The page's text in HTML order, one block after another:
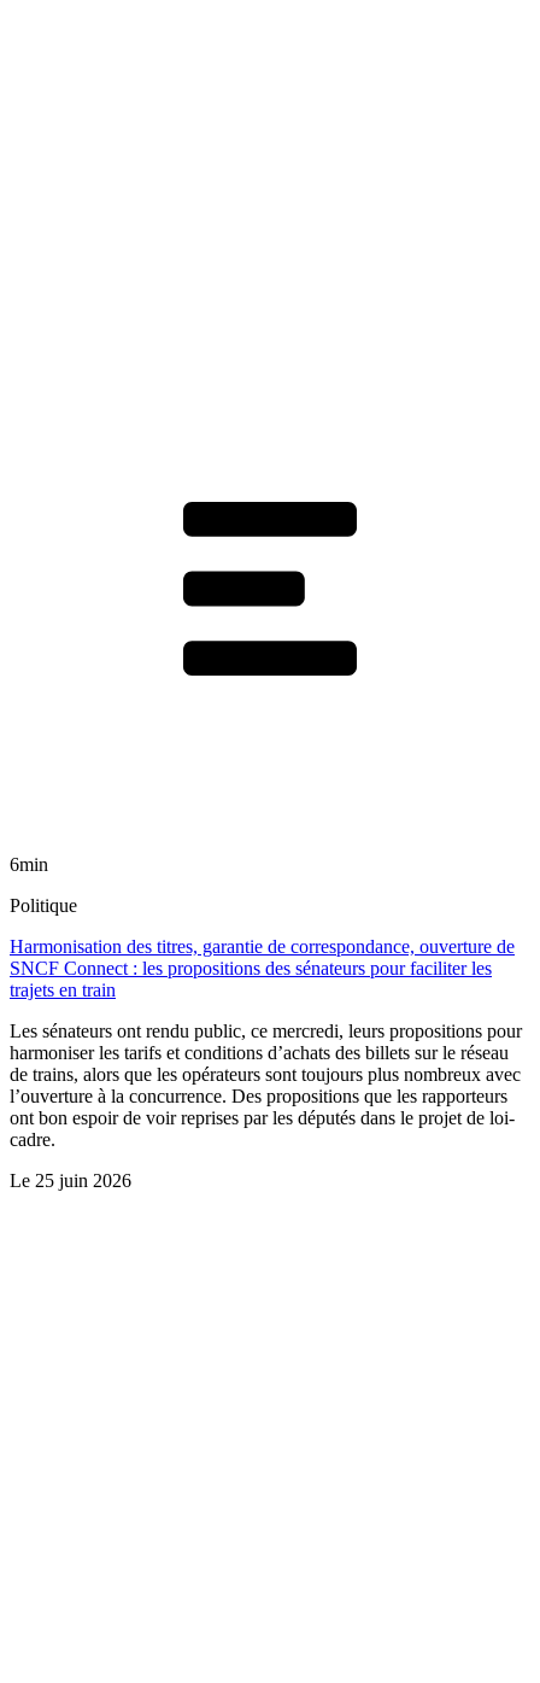
6min
Politique
Harmonisation des titres, garantie de correspondance, ouverture de
SNCF Connect : les propositions des sénateurs pour faciliter les
trajets en train
Les sénateurs ont rendu public, ce mercredi, leurs propositions pour
harmoniser les tarifs et conditions d’achats des billets sur le réseau
de trains, alors que les opérateurs sont toujours plus nombreux avec
l’ouverture à la concurrence. Des propositions que les rapporteurs
ont bon espoir de voir reprises par les députés dans le projet de loi-
cadre.
Le 25 juin 2026